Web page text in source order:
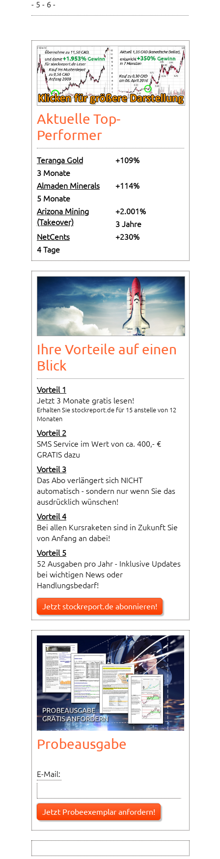
- 5 - 6 -
Aktuelle Top-
Performer
Teranga Gold
+109%
3 Monate
Almaden Minerals
+114%
5 Monate
Arizona Mining
(Takeover)
+2.001%
3 Jahre
NetCents
+230%
4 Tage
Ihre Vorteile auf einen
Blick
Vorteil 1
Jetzt 3 Monate gratis lesen!
Erhalten Sie stockreport.de für 15 anstelle von 12
Monaten
Vorteil 2
SMS Service im Wert von ca. 400,- €
GRATIS dazu
Vorteil 3
Das Abo verlängert sich NICHT
automatisch - sondern nur wenn Sie das
ausdrücklich wünschen!
Vorteil 4
Bei allen Kursraketen sind in Zukunft Sie
von Anfang an dabei!
Vorteil 5
52 Ausgaben pro Jahr - Inklusive Updates
bei wichtigen News oder
Handlungsbedarf!
Jetzt stockreport.de abonnieren!
Probeausgabe
E-Mail: